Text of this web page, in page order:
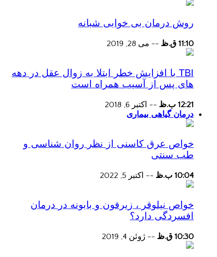
روش درمان بی خوابی شبانه
11:10 ق.ظ -- می 28, 2019
TBI با افزایش خطر ابتلا به زوال عقل در دهه
های پس از آسیب همراه است
12:21 ب.ظ -- اکتبر 6, 2018
درمان گیاهی بیماری
خواص عرق کاسنی از نظر روان شناسی و
طب سنتی
10:04 ب.ظ -- اکتبر 5, 2022
خواص نیلوفر ، زیرفون و بابونه در درمان
افسردگی دارد؟
10:30 ق.ظ -- ژوئن 4, 2019